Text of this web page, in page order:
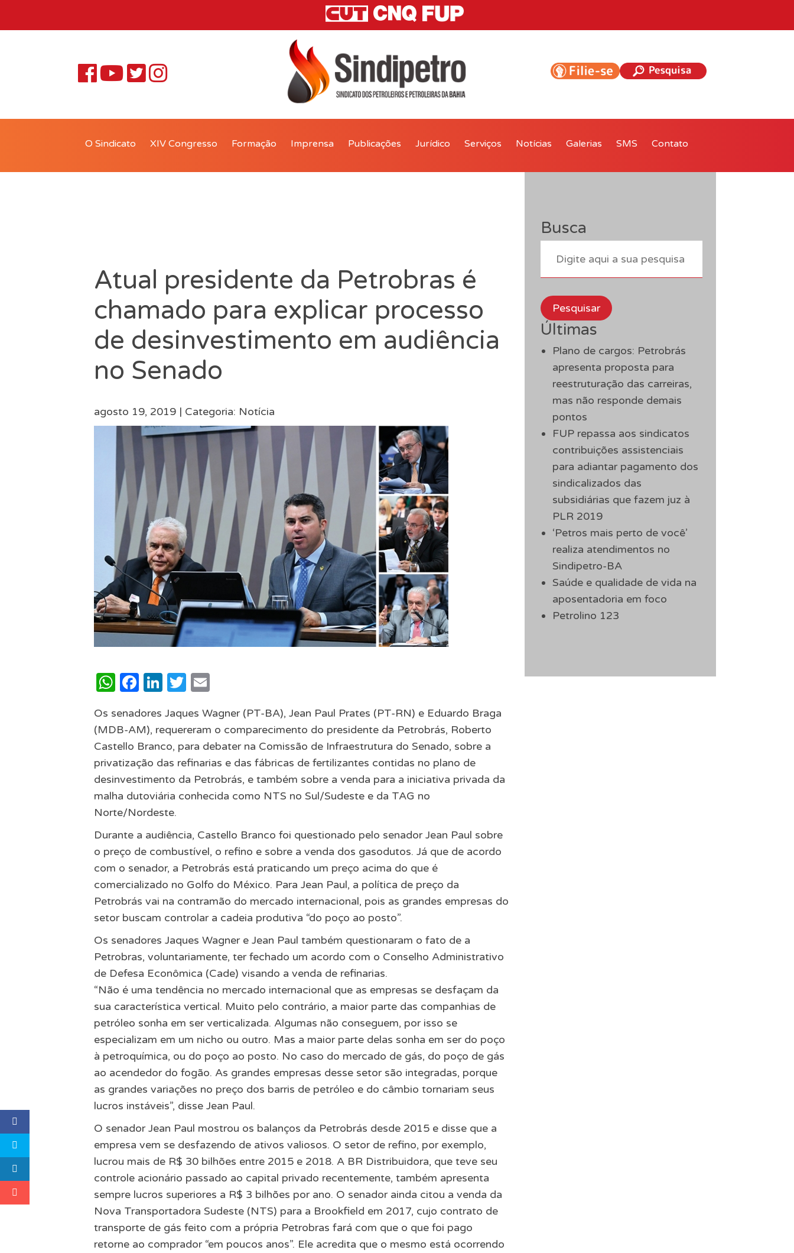
O Sindicato XIV Congresso Formação Imprensa Publicações Jurídico Serviços Notícias Galerias SMS Contato
Atual presidente da Petrobras é
chamado para explicar processo
de desinvestimento em audiência
no Senado
agosto 19, 2019 | Categoria: Notícia
WhatsApp
Facebook
LinkedIn
Twitter
Email
Os senadores Jaques Wagner (PT-BA), Jean Paul Prates (PT-RN) e Eduardo Braga
(MDB-AM), requereram o comparecimento do presidente da Petrobrás, Roberto
Castello Branco, para debater na Comissão de Infraestrutura do Senado, sobre a
privatização das refinarias e das fábricas de fertilizantes contidas no plano de
desinvestimento da Petrobrás, e também sobre a venda para a iniciativa privada da
malha dutoviária conhecida como NTS no Sul/Sudeste e da TAG no
Norte/Nordeste.
Durante a audiência, Castello Branco foi questionado pelo senador Jean Paul sobre
o preço de combustível, o refino e sobre a venda dos gasodutos. Já que de acordo
com o senador, a Petrobrás está praticando um preço acima do que é
comercializado no Golfo do México. Para Jean Paul, a política de preço da
Petrobrás vai na contramão do mercado internacional, pois as grandes empresas do
setor buscam controlar a cadeia produtiva “do poço ao posto”.
Os senadores Jaques Wagner e Jean Paul também questionaram o fato de a
Petrobras, voluntariamente, ter fechado um acordo com o Conselho Administrativo
de Defesa Econômica (Cade) visando a venda de refinarias.
“Não é uma tendência no mercado internacional que as empresas se desfaçam da
sua característica vertical. Muito pelo contrário, a maior parte das companhias de
petróleo sonha em ser verticalizada. Algumas não conseguem, por isso se
especializam em um nicho ou outro. Mas a maior parte delas sonha em ser do poço
à petroquímica, ou do poço ao posto. No caso do mercado de gás, do poço de gás
ao acendedor do fogão. As grandes empresas desse setor são integradas, porque
as grandes variações no preço dos barris de petróleo e do câmbio tornariam seus
lucros instáveis”, disse Jean Paul.
O senador Jean Paul mostrou os balanços da Petrobrás desde 2015 e disse que a
empresa vem se desfazendo de ativos valiosos. O setor de refino, por exemplo,
lucrou mais de R$ 30 bilhões entre 2015 e 2018. A BR Distribuidora, que teve seu
controle acionário passado ao capital privado recentemente, também apresenta
sempre lucros superiores a R$ 3 bilhões por ano. O senador ainda citou a venda da
Nova Transportadora Sudeste (NTS) para a Brookfield em 2017, cujo contrato de
transporte de gás feito com a própria Petrobras fará com que o que foi pago
retorne ao comprador “em poucos anos”. Ele acredita que o mesmo está ocorrendo
Busca
Pesquisar
Últimas
Plano de cargos: Petrobrás
apresenta proposta para
reestruturação das carreiras,
mas não responde demais
pontos
FUP repassa aos sindicatos
contribuições assistenciais
para adiantar pagamento dos
sindicalizados das
subsidiárias que fazem juz à
PLR 2019
‘Petros mais perto de você’
realiza atendimentos no
Sindipetro-BA
Saúde e qualidade de vida na
aposentadoria em foco
Petrolino 123